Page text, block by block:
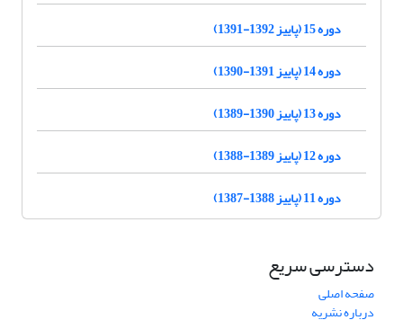
دوره 15 (پاییز 1392-1391)
دوره 14 (پاییز 1391-1390)
دوره 13 (پاییز 1390-1389)
دوره 12 (پاییز 1389-1388)
دوره 11 (پاییز 1388-1387)
دسترسی سریع
صفحه اصلی
درباره نشریه